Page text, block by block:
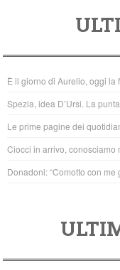
e
b
o
o
k
er
at
s
A
p
p
È il giorno di Aurelio, oggi la
Spezia, idea D’Ursi. La
Le prime pagine dei
Ciocci in arrivo,
Donadoni: “Comotto con